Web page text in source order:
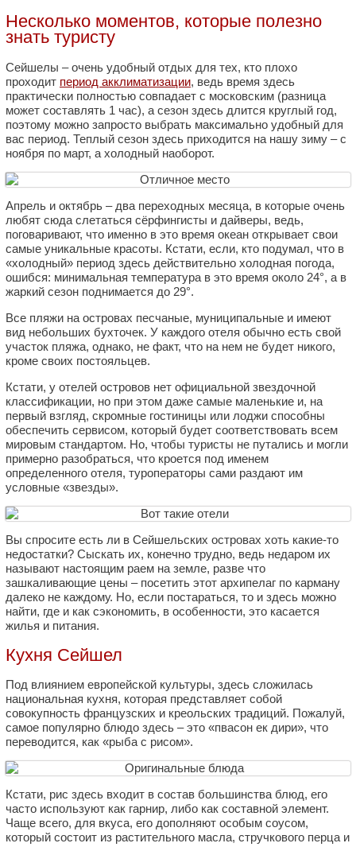
Несколько моментов, которые полезно
знать туристу
Сейшелы – очень удобный отдых для тех, кто плохо
проходит период акклиматизации, ведь время здесь
практически полностью совпадает с московским (разница
может составлять 1 час), а сезон здесь длится круглый год,
поэтому можно запросто выбрать максимально удобный для
вас период. Теплый сезон здесь приходится на нашу зиму – с
ноября по март, а холодный наоборот.
Апрель и октябрь – два переходных месяца, в которые очень
любят сюда слетаться сёрфингисты и дайверы, ведь,
поговаривают, что именно в это время океан открывает свои
самые уникальные красоты. Кстати, если, кто подумал, что в
«холодный» период здесь действительно холодная погода,
ошибся: минимальная температура в это время около 24°, а в
жаркий сезон поднимается до 29°.
Все пляжи на островах песчаные, муниципальные и имеют
вид небольших бухточек. У каждого отеля обычно есть свой
участок пляжа, однако, не факт, что на нем не будет никого,
кроме своих постояльцев.
Кстати, у отелей островов нет официальной звездочной
классификации, но при этом даже самые маленькие и, на
первый взгляд, скромные гостиницы или лоджи способны
обеспечить сервисом, который будет соответствовать всем
мировым стандартом. Но, чтобы туристы не путались и могли
примерно разобраться, что кроется под именем
определенного отеля, туроператоры сами раздают им
условные «звезды».
Вы спросите есть ли в Сейшельских островах хоть какие-то
недостатки? Сыскать их, конечно трудно, ведь недаром их
называют настоящим раем на земле, разве что
зашкаливающие цены – посетить этот архипелаг по карману
далеко не каждому. Но, если постараться, то и здесь можно
найти, где и как сэкономить, в особенности, это касается
жилья и питания.
Кухня Сейшел
Под влиянием европейской культуры, здесь сложилась
национальная кухня, которая представляет собой
совокупность французских и креольских традиций. Пожалуй,
самое популярно блюдо здесь – это «пвасон ек дири», что
переводится, как «рыба с рисом».
Кстати, рис здесь входит в состав большинства блюд, его
часто используют как гарнир, либо как составной элемент.
Чаще всего, для вкуса, его дополняют особым соусом,
который состоит из растительного масла, стручкового перца и